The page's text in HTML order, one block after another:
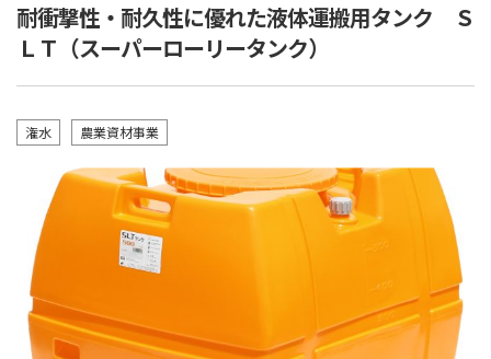
耐衝撃性・耐久性に優れた液体運搬用タンク Ｓ
ＬＴ（スーパーローリータンク）
潅水 農業資材事業